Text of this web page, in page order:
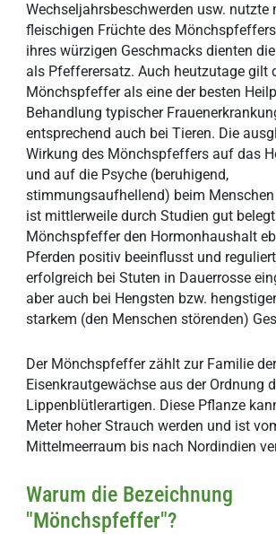
Wechseljahrsbeschwerden usw. nutzte
fleischigen Früchte des
ihres würzigen Geschmacks dienten
als Pfefferersatz. Auch heutzutage gilt
Mönchspfeffer als eine der besten
Behandlung typischer
entsprechend auch bei Tieren. Die
Wirkung des Mönchspfeffers auf das
und auf die Psyche (beruhigend,
stimmungsaufhellend) beim
ist mittlerweile durch Studien gut
Mönchspfeffer den Hormonhaushalt
Pferden positiv beeinflusst und
erfolgreich bei Stuten in Dauerrosse
aber auch bei Hengsten bzw.
starkem (den Menschen störenden)
Der Mönchspfeffer zählt zur Familie
Eisenkrautgewächse aus der Ordnung
Lippenblütlerartigen. Diese Pflanze
Meter hoher Strauch werden und ist
Mittelmeerraum bis nach Nordindien
Warum die Bezeichnung
"Mönchspfeffer"?